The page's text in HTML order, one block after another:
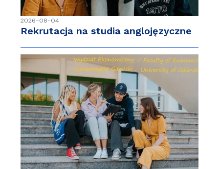
2026-08-04
Rekrutacja na studia anglojęzyczne